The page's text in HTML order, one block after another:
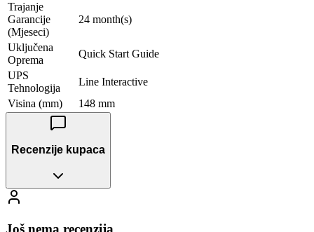
Trajanje
Garancije
(Mjeseci)
24 month(s)
Uključena
Oprema
Quick Start Guide
UPS
Tehnologija
Line Interactive
Visina (mm)
148 mm
Recenzije kupaca
Još nema recenzija